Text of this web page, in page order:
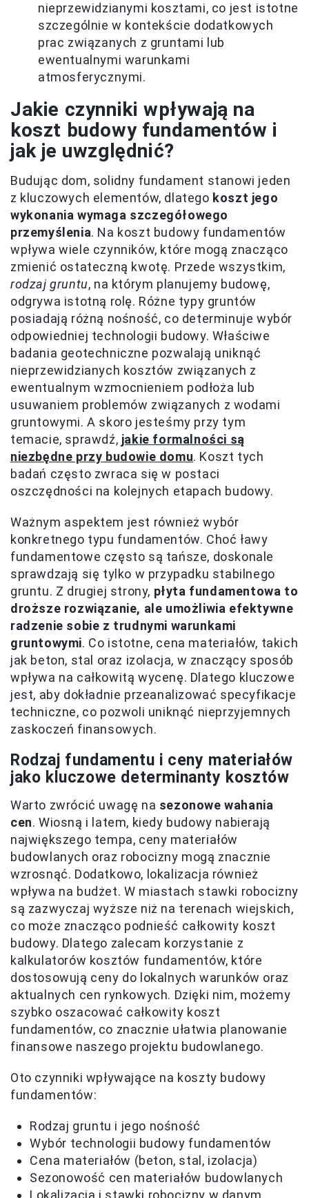
nieprzewidzianymi kosztami, co jest istotne
szczególnie w kontekście dodatkowych
prac związanych z gruntami lub
ewentualnymi warunkami
atmosferycznymi.
Jakie czynniki wpływają na
koszt budowy fundamentów i
jak je uwzględnić?
Budując dom, solidny fundament stanowi jeden
z kluczowych elementów, dlatego koszt jego
wykonania wymaga szczegółowego
przemyślenia. Na koszt budowy fundamentów
wpływa wiele czynników, które mogą znacząco
zmienić ostateczną kwotę. Przede wszystkim,
rodzaj gruntu, na którym planujemy budowę,
odgrywa istotną rolę. Różne typy gruntów
posiadają różną nośność, co determinuje wybór
odpowiedniej technologii budowy. Właściwe
badania geotechniczne pozwalają uniknąć
nieprzewidzianych kosztów związanych z
ewentualnym wzmocnieniem podłoża lub
usuwaniem problemów związanych z wodami
gruntowymi. A skoro jesteśmy przy tym
temacie, sprawdź, jakie formalności są
niezbędne przy budowie domu. Koszt tych
badań często zwraca się w postaci
oszczędności na kolejnych etapach budowy.
Ważnym aspektem jest również wybór
konkretnego typu fundamentów. Choć ławy
fundamentowe często są tańsze, doskonale
sprawdzają się tylko w przypadku stabilnego
gruntu. Z drugiej strony, płyta fundamentowa to
droższe rozwiązanie, ale umożliwia efektywne
radzenie sobie z trudnymi warunkami
gruntowymi. Co istotne, cena materiałów, takich
jak beton, stal oraz izolacja, w znaczący sposób
wpływa na całkowitą wycenę. Dlatego kluczowe
jest, aby dokładnie przeanalizować specyfikacje
techniczne, co pozwoli uniknąć nieprzyjemnych
zaskoczeń finansowych.
Rodzaj fundamentu i ceny materiałów
jako kluczowe determinanty kosztów
Warto zwrócić uwagę na sezonowe wahania
cen. Wiosną i latem, kiedy budowy nabierają
największego tempa, ceny materiałów
budowlanych oraz robocizny mogą znacznie
wzrosnąć. Dodatkowo, lokalizacja również
wpływa na budżet. W miastach stawki robocizny
są zazwyczaj wyższe niż na terenach wiejskich,
co może znacząco podnieść całkowity koszt
budowy. Dlatego zalecam korzystanie z
kalkulatorów kosztów fundamentów, które
dostosowują ceny do lokalnych warunków oraz
aktualnych cen rynkowych. Dzięki nim, możemy
szybko oszacować całkowity koszt
fundamentów, co znacznie ułatwia planowanie
finansowe naszego projektu budowlanego.
Oto czynniki wpływające na koszty budowy
fundamentów:
Rodzaj gruntu i jego nośność
Wybór technologii budowy fundamentów
Cena materiałów (beton, stal, izolacja)
Sezonowość cen materiałów budowlanych
Lokalizacja i stawki robocizny w danym